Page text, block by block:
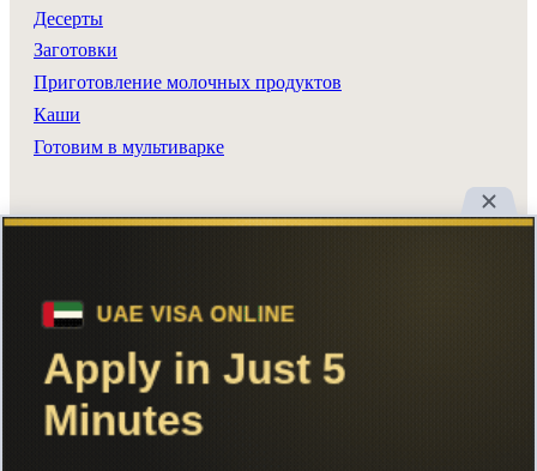
Десерты
Заготовки
Приготовление молочных продуктов
Каши
Готовим в мультиварке
Главная
Поиск
Авторы
Реклама
Вход
Добавить рецепт